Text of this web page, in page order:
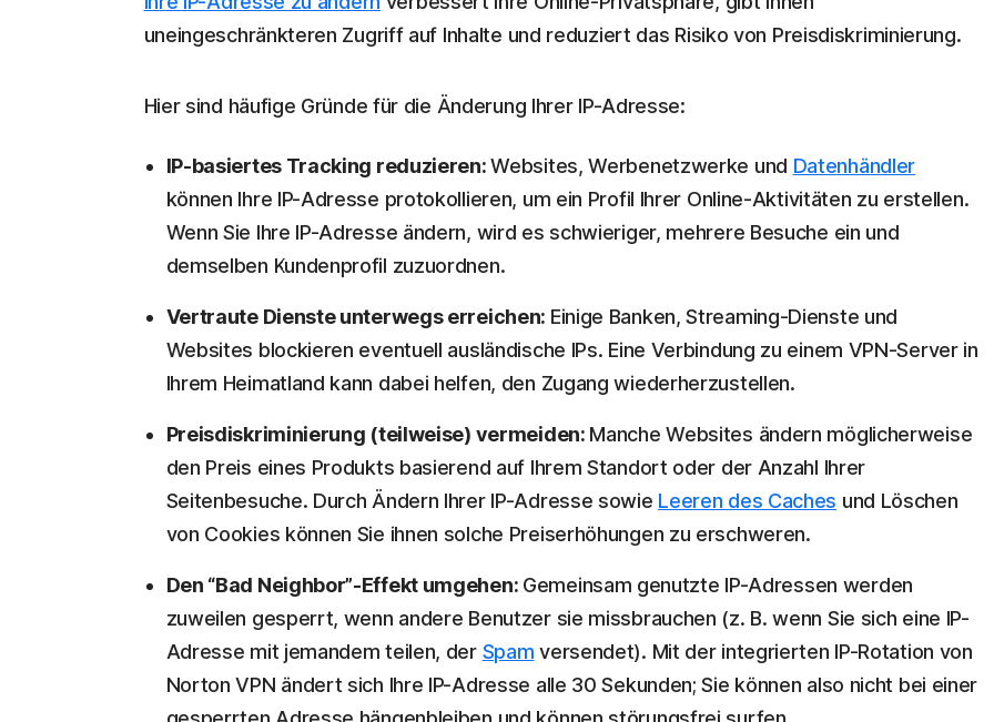
uneingeschränkteren Zugriff auf Inhalte und reduziert das Risiko von Preisdiskriminierung.
Hier sind häufige Gründe für die Änderung Ihrer IP-Adresse:
IP-basiertes Tracking reduzieren:Websites, Werbenetzwerke und Datenhändler
können Ihre IP-Adresse protokollieren, um ein Profil Ihrer Online-Aktivitäten zu erstellen.
Wenn Sie Ihre IP-Adresse ändern, wird es schwieriger, mehrere Besuche ein und
demselben Kundenprofil zuzuordnen.
Vertraute Dienste unterwegs erreichen: Einige Banken, Streaming-Dienste und
Websites blockieren eventuell ausländische IPs. Eine Verbindung zu einem VPN-Server in
Ihrem Heimatland kann dabei helfen, den Zugang wiederherzustellen.
Preisdiskriminierung (teilweise) vermeiden: Manche Websites ändern möglicherweise
den Preis eines Produkts basierend auf Ihrem Standort oder der Anzahl Ihrer
Seitenbesuche. Durch Ändern Ihrer IP-Adresse sowie Leeren des Caches und Löschen
von Cookies können Sie ihnen solche Preiserhöhungen zu erschweren.
Den “Bad Neighbor”-Effekt umgehen: Gemeinsam genutzte IP-Adressen werden
zuweilen gesperrt, wenn andere Benutzer sie missbrauchen (z. B. wenn Sie sich eine IP-
Adresse mit jemandem teilen, der Spam versendet). Mit der integrierten IP-Rotation von
Norton VPN ändert sich Ihre IP-Adresse alle 30 Sekunden; Sie können also nicht bei einer